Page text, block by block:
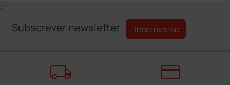
;
Subscrever newsletter Inscreva-se
local_shipping credit_card